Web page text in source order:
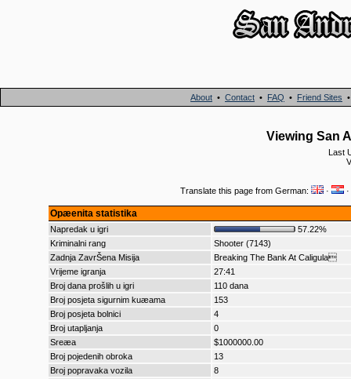
About • Contact • FAQ • Friend Sites
Viewing San
Last
Translate this page from German: · ·
Opæenita statistika
Napredak u igri
57.22%
Kriminalni rang
Shooter (7143)
Zadnja ZavrŠena Misija
Breaking The Bank At Caligula
Vrijeme igranja
27:41
Broj dana prošlih u igri
110 dana
Broj posjeta sigurnim kuæama
153
Broj posjeta bolnici
4
Broj utapljanja
0
Sreæa
$1000000.00
Broj pojedenih obroka
13
Broj popravaka vozila
8